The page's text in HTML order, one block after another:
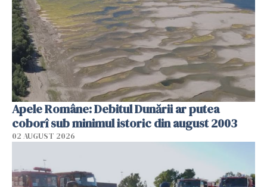
Apele Române: Debitul Dunării ar putea
coborî sub minimul istoric din august 2003
02 AUGUST 2026